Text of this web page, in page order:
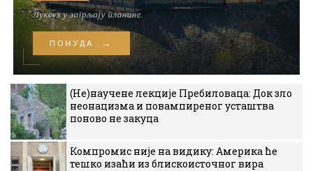
(Не)научене лекције Пребиловаца: Док зло
неонацизма и повампиреног усташтва
поново не закуца
Компромис није на видику: Америка ће
тешко изаћи из блискоисточног вира